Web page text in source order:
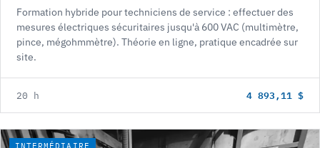
Formation hybride pour techniciens de service : effectuer des
mesures électriques sécuritaires jusqu'à 600 VAC (multimètre,
pince, mégohmmètre). Théorie en ligne, pratique encadrée sur
site.
20 h 4 893,11 $
INTERMÉDIAIRE